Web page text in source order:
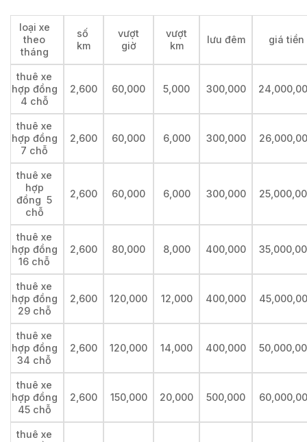
loại xe
theo
tháng
số
km
vượt
giờ
vượt
km
lưu đêm giá tiền
thuê xe
hợp đồng
4 chỗ
2,600 60,000 5,000 300,000
thuê xe
hợp đồng
7 chỗ
2,600 60,000 6,000 300,000
thuê xe
hợp
đồng 5
chỗ
2,600 60,000 6,000 300,000
thuê xe
hợp đồng
16 chỗ
2,600 80,000 8,000 400,000
thuê xe
hợp đồng
29 chỗ
2,600 120,000 12,000 400,000
thuê xe
hợp đồng
34 chỗ
2,600 120,000 14,000 400,000
thuê xe
hợp đồng
45 chỗ
2,600 150,000 20,000 500,000
thuê xe